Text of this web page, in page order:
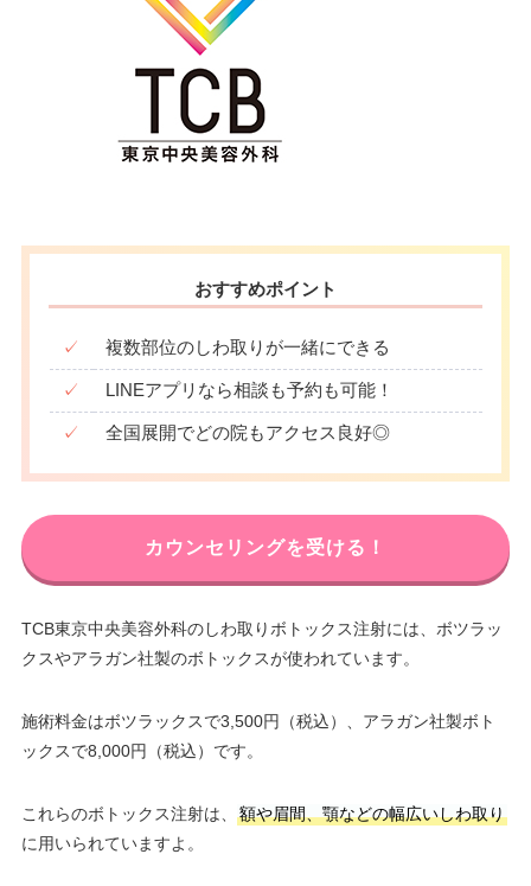
おすすめポイント
✓ 複数部位のしわ取りが一緒にできる
✓ LINEアプリなら相談も予約も可能！
✓ 全国展開でどの院もアクセス良好◎
カウンセリングを受ける！
TCB東京中央美容外科のしわ取りボトックス注射には、ボツラッ
クスやアラガン社製のボトックスが使われています。
施術料金はボツラックスで3,500円（税込）、アラガン社製ボト
ックスで8,000円（税込）です。
これらのボトックス注射は、
額や眉間、顎などの幅広いしわ取り
に用いられていますよ。